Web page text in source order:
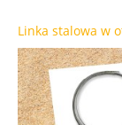
Linka stalowa w